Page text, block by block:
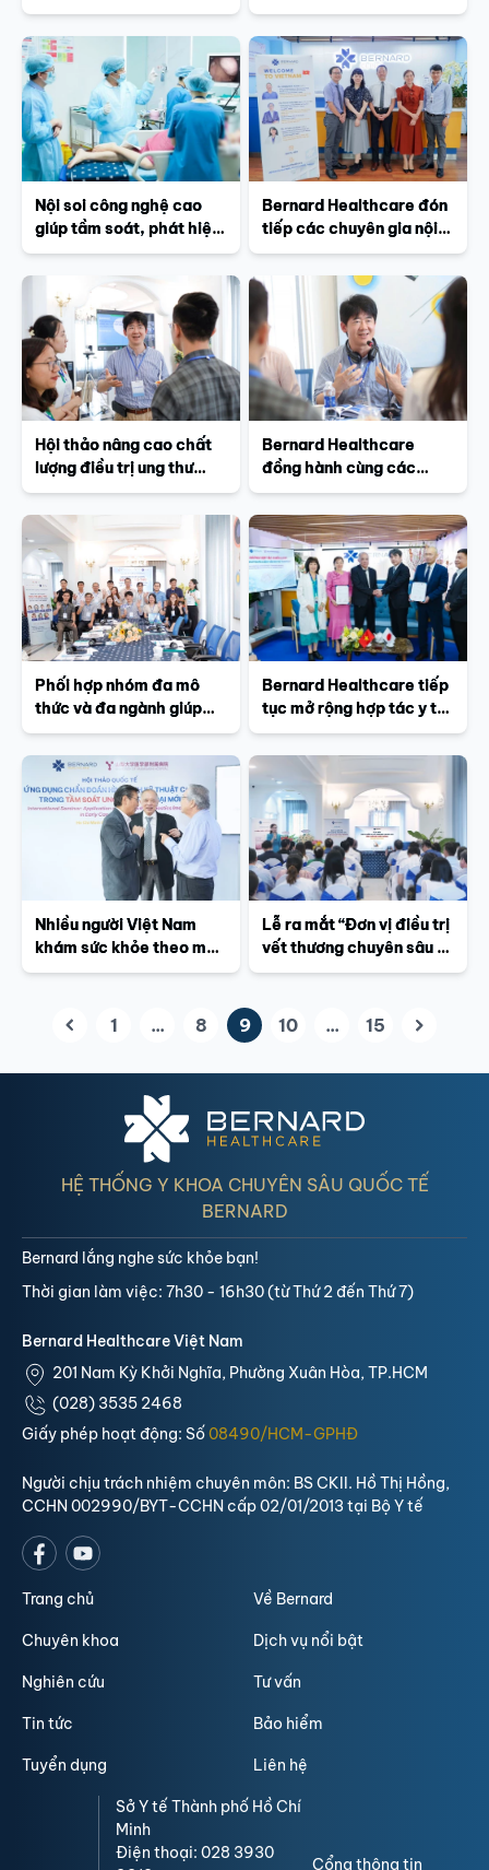
môn cùng Viện Ung thư
quốc gia Nhật Bản
tế, mở rộng hợp tác
chuyên môn
Nội soi công nghệ cao
giúp tầm soát, phát hiện
sớm và điều trị ung thư
đường tiêu hóa
Bernard Healthcare đón
tiếp các chuyên gia nội
soi tiêu hóa từ Nhật Bản
Hội thảo nâng cao chất
lượng điều trị ung thư
thông qua phối hợp nhóm
đa mô thức và đa ngành
Bernard Healthcare
đồng hành cùng các
mạng lưới y tế quốc tế,
chung tay vì bệnh nhân
ung thư
Phối hợp nhóm đa mô
thức và đa ngành giúp
nâng cao hiệu quả điều
trị ung thư
Bernard Healthcare tiếp
tục mở rộng hợp tác y tế
chuyên sâu với Nhật Bản
Nhiều người Việt Nam
khám sức khỏe theo mô
hình Nigen Dock
Lễ ra mắt “Đơn vị điều trị
vết thương chuyên sâu –
Bàn chân đái tháo đường
1 ... 8 9
(current)
10 ... 15
HỆ THỐNG Y KHOA CHUYÊN SÂU QUỐC TẾ
BERNARD
Bernard Healthcare Việt Nam
201 Nam Kỳ Khởi Nghĩa, Phường Xuân Hòa, TP.HCM
(028) 3535 2468
Giấy phép hoạt động: Số08490/HCM-GPHĐ
Người chịu trách nhiệm chuyên môn: BS CKII. Hồ Thị Hồng,
CCHN 002990/BYT-CCHN cấp 02/01/2013 tại Bộ Y tế
Bernard lắng nghe sức khỏe bạn!
Thời gian làm việc: 7h30 - 16h30 (từ Thứ 2 đến Thứ 7)
Trang chủ Về Bernard
Chuyên khoa Dịch vụ nổi bật
Nghiên cứu Tư vấn
Tin tức Bảo hiểm
Tuyển dụng Liên hệ
Sở Y tế Thành phố Hồ Chí
Minh
Điện thoại: 028 3930
Cổng thông tin